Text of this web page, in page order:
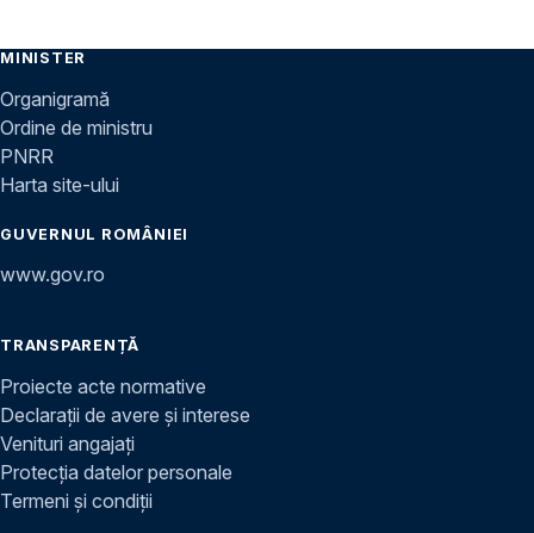
MINISTER
Organigramă
Ordine de ministru
PNRR
Harta site-ului
GUVERNUL ROMÂNIEI
www.gov.ro
TRANSPARENȚĂ
Proiecte acte normative
Declarații de avere și interese
Venituri angajați
Protecția datelor personale
Termeni și condiții